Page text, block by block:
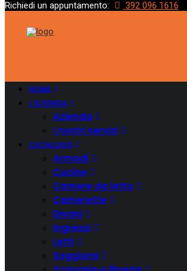
Richiedi un appuntamento: 392 096 1616
HOME
L’AZIENDA
Azienda
I nostri servizi
CATALOGO
Armadi
Cucine
Camere da letto
Camerette
Divani
Ingressi
Letti
Soggiorni